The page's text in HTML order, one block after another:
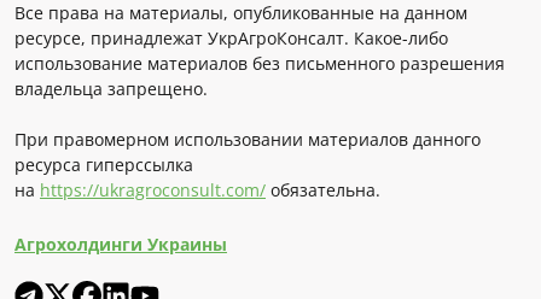
Все права на материалы, опубликованные на данном
ресурсе, принадлежат УкрАгроКонсалт. Какое-либо
использование материалов без письменного разрешения
владельца запрещено.
При правомерном использовании материалов данного
ресурса гиперссылка
на https://ukragroconsult.com/ обязательна.
Агрохолдинги Украины